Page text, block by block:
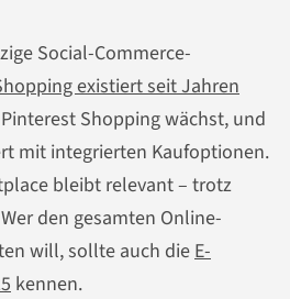
Social-Commerce-
existiert seit Jahren
Shopping wächst, und
mit integrierten Kaufoptionen.
bleibt relevant – trotz
den gesamten Online-
will, sollte auch die E-
kennen.